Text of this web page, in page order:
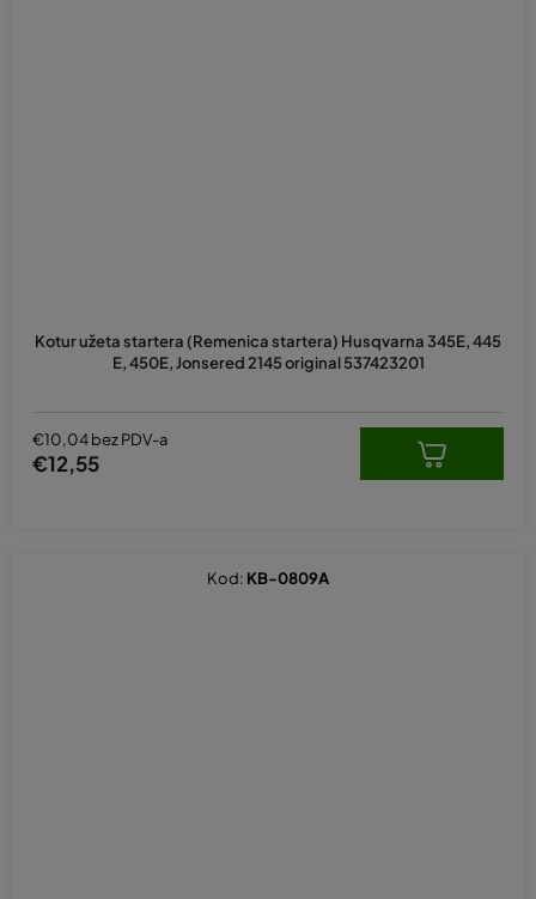
Kotur užeta startera (Remenica startera) Husqvarna 345E, 445
E, 450E, Jonsered 2145 original 537423201
€10,04 bez PDV-a
€12,55
Kod: KB-0809A